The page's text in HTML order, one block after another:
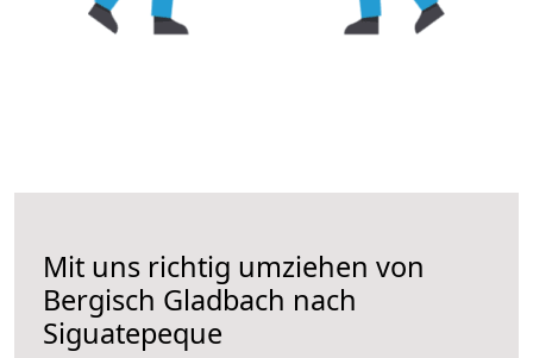
Mit uns richtig umziehen von
Bergisch Gladbach nach
Siguatepeque